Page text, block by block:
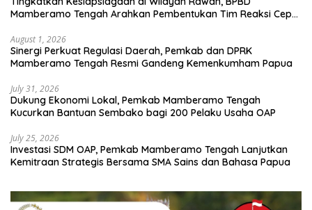
Mamberamo Tengah Arahkan Pembentukan Tim Reaksi Cepat
August 1, 2026
Sinergi Perkuat Regulasi Daerah, Pemkab dan DPRK
Mamberamo Tengah Resmi Gandeng Kemenkumham Papua
July 31, 2026
Dukung Ekonomi Lokal, Pemkab Mamberamo Tengah
Kucurkan Bantuan Sembako bagi 200 Pelaku Usaha OAP
July 25, 2026
Investasi SDM OAP, Pemkab Mamberamo Tengah Lanjutkan
Kemitraan Strategis Bersama SMA Sains dan Bahasa Papua